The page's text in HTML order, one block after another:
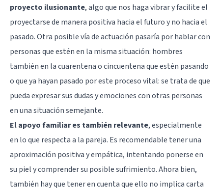
proyecto ilusionante, algo que nos haga vibrar y facilite el
proyectarse de manera positiva hacia el futuro y no hacia el
pasado. Otra posible vía de actuación pasaría por hablar con
personas que estén en la misma situación: hombres
también en la cuarentena o cincuentena que estén pasando
o que ya hayan pasado por este proceso vital: se trata de que
pueda expresar sus dudas y emociones con otras personas
en una situación semejante.
El apoyo familiar es también relevante, especialmente
en lo que respecta a la pareja. Es recomendable tener una
aproximación positiva y empática, intentando ponerse en
su piel y comprender su posible sufrimiento. Ahora bien,
también hay que tener en cuenta que ello no implica carta